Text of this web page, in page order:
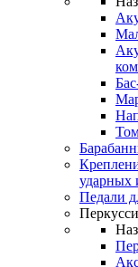
ударных
Педали